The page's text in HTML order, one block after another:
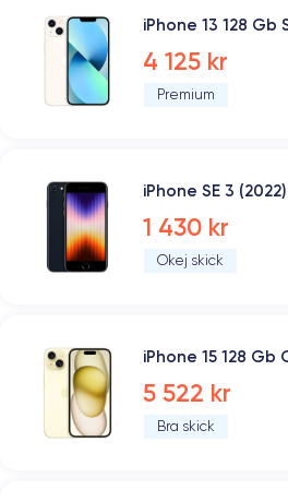
iPhone 13 128 Gb
4 125 kr
Premium
iPhone SE 3
1 430 kr
Okej skick
iPhone 15 128 Gb
5 522 kr
Bra skick